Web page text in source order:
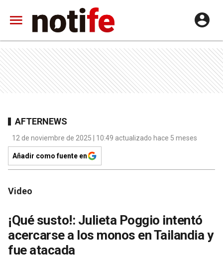
AFTERNEWS
12 de noviembre de 2025 | 10:49 actualizado hace 5 meses
Añadir como fuente en
Video
¡Qué susto!: Julieta Poggio intentó
acercarse a los monos en Tailandia y
fue atacada